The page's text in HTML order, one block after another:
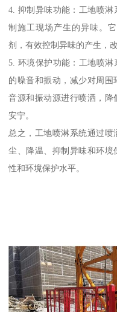
4. 抑制异味功能：工地喷
制施工现场产生的异味。
剂，有效控制异味的产生，
5. 环境保护功能：工地喷
的噪音和振动，减少对周
音源和振动源进行喷洒，
安宁。
总之，工地喷淋系统通过
尘、降温、抑制异味和环
性和环境保护水平。